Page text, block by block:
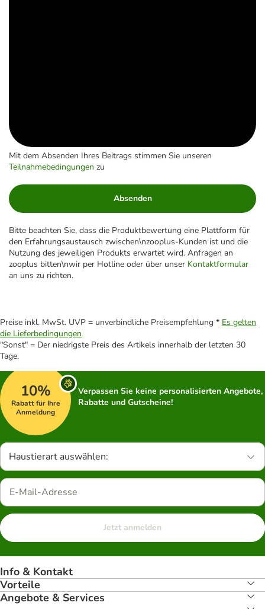
Mit dem Absenden Ihres Beitrags stimmen Sie unseren
Teilnahmebedingungen zu
Absenden
Bitte beachten Sie, dass die Produktbewertung eine Plattform für
den Erfahrungsaustausch zwischen\nzooplus-Kunden ist und die
Nutzung des jeweiligen Produkts erwartet wird. Anfragen an
zooplus bitten\nwir per Hotline oder über unser Kontaktformular
an uns zu richten.
Preise inkl. MwSt. UVP = unverbindliche Preisempfehlung * Es gelten
die Lieferbedingungen
"Sonst" = Der niedrigste Preis des Artikels innerhalb der letzten 30
Tage.
10%
Rabatt für Ihre
Anmeldung
Verpassen Sie keine personalisierten Angebote,
Rabatte und Gutscheine!
Haustierart auswählen:
Jetzt anmelden
Info & Kontakt
Vorteile
Angebote & Services